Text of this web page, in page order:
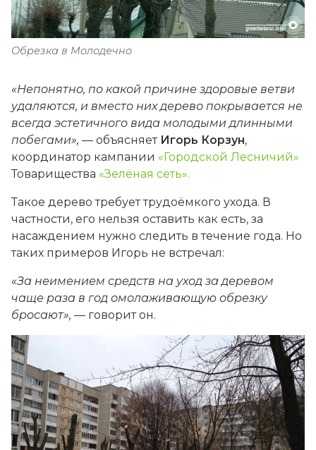
Обрезка в Молодечно
«Непонятно, по какой причине здоровые ветви
удаляются, и вместо них дерево покрывается не
всегда эстетичного вида молодыми длинными
побегами», — объясняет Игорь Корзун,
координатор кампании «Городской Лесничий»
Товарищества «Зелёная сеть».
Такое дерево требует трудоёмкого ухода. В
частности, его нельзя оставить как есть, за
насаждением нужно следить в течение года. Но
таких примеров Игорь не встречал:
«За неимением средств на уход за деревом
чаще раза в год омолаживающую обрезку
бросают», — говорит он.